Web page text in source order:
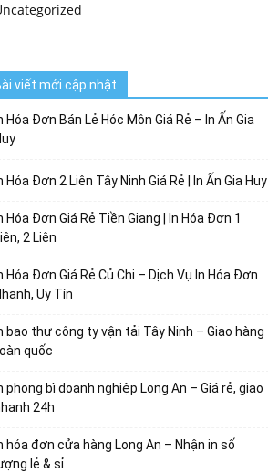
viết mới cập nhật
Hóa Đơn Bán Lẻ Hóc Môn Giá Rẻ – In Ấn Gia
Hóa Đơn 2 Liên Tây Ninh Giá Rẻ | In Ấn Gia Huy
Hóa Đơn Giá Rẻ Tiền Giang | In Hóa Đơn 1
2 Liên
Hóa Đơn Giá Rẻ Củ Chi – Dịch Vụ In Hóa Đơn
Uy Tín
bao thư công ty vận tải Tây Ninh – Giao hàng
quốc
phong bì doanh nghiệp Long An – Giá rẻ, giao
24h
hóa đơn cửa hàng Long An – Nhận in số
lẻ & sỉ